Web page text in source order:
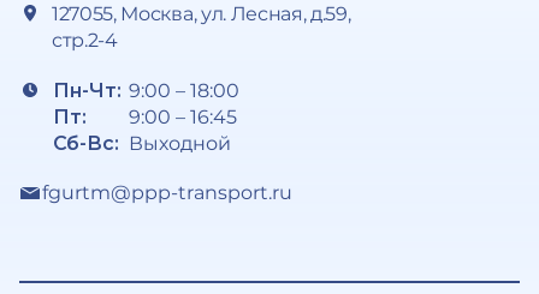
127055, Москва, ул. Лесная, д.59,
стр.2-4
Пн-Чт:
Пт:
Сб-Вс:
9:00 – 18:00
9:00 – 16:45
Выходной
fgurtm@ppp-transport.ru